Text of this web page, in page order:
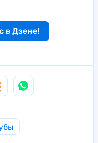
в Дзене!